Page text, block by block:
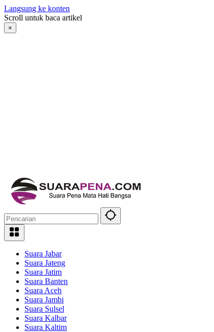
Langsung ke konten
Scroll untuk baca artikel
×
Suara Jabar
Suara Jateng
Suara Jatim
Suara Banten
Suara Aceh
Suara Jambi
Suara Sulsel
Suara Kalbar
Suara Kaltim